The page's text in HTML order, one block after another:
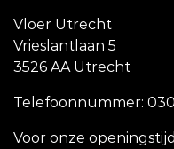
Vloer Utrecht
Vrieslantlaan 5
3526 AA Utrecht
Telefoonnummer:
Voor onze